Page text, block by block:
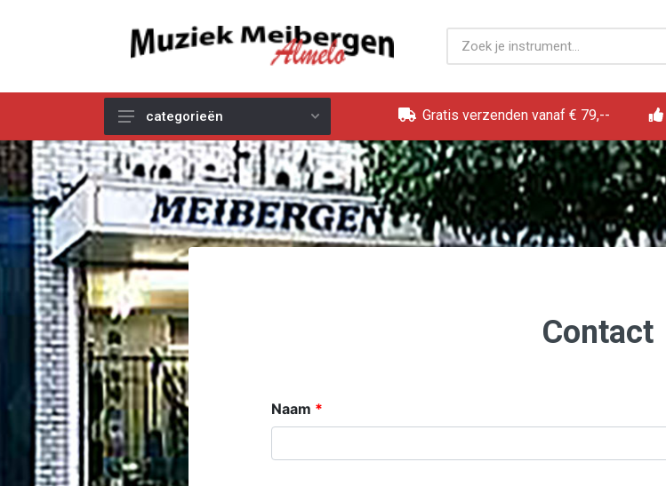
Akoestische Gitaren
Elektrische & Basgitaren
Gitaar & Basversterkers
Gitaareffecten
Toetsinstrumenten
Pro Audio
Kabels
Snaren
Microfoons
Studio & Recording
Drums & Percussie
categorieën Gratis verzenden vanaf € 79,--
Contact